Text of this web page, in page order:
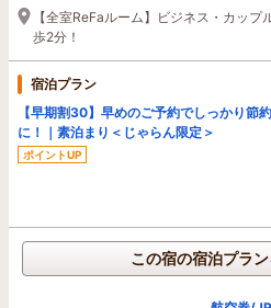
【全室ReFaルーム】ビジネス・カッ
歩2分！
宿泊プラン
【早期割30】早めのご予約でしっかり節
に！｜素泊まり＜じゃらん限定＞
ポイントUP
この宿の宿泊プラ